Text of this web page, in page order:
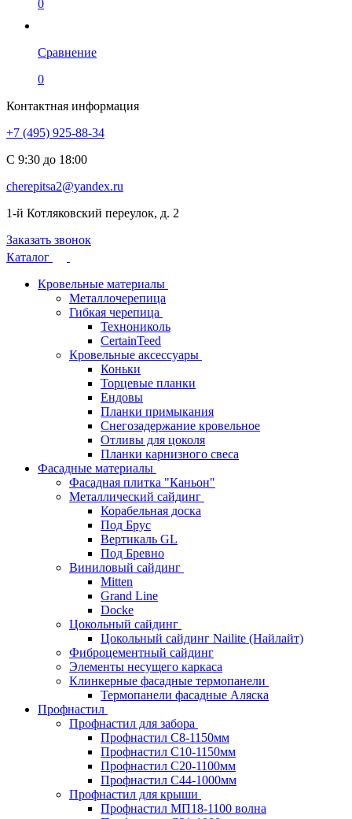
0
Сравнение
0
Контактная информация
+7 (495) 925-88-34
С 9:30 до 18:00
cherepitsa2@yandex.ru
1-й Котляковский переулок, д. 2
Заказать звонок
Каталог
Кровельные материалы
Металлочерепица
Гибкая черепица
Технониколь
CertainTeed
Кровельные аксессуары
Коньки
Торцевые планки
Ендовы
Планки примыкания
Снегозадержание кровельное
Отливы для цоколя
Планки карнизного свеса
Фасадные материалы
Фасадная плитка "Каньон"
Металлический сайдинг
Корабельная доска
Под Брус
Вертикаль GL
Под Бревно
Виниловый сайдинг
Mitten
Grand Line
Docke
Цокольный сайдинг
Цокольный сайдинг Nailite (Найлайт)
Фиброцементный сайдинг
Элементы несущего каркаса
Клинкерные фасадные термопанели
Термопанели фасадные Аляска
Профнастил
Профнастил для забора
Профнастил С8-1150мм
Профнастил С10-1150мм
Профнастил С20-1100мм
Профнастил С44-1000мм
Профнастил для крыши
Профнастил МП18-1100 волна